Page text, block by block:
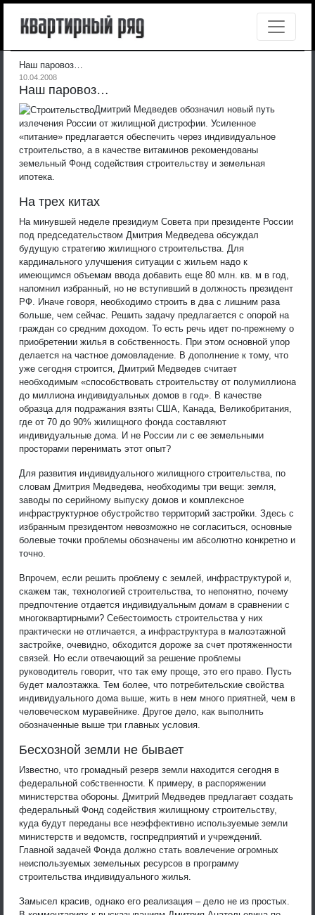
Наш паровоз…
10.04.2008
Наш паровоз…
Дмитрий Медведев обозначил новый путь
излечения России от жилищной дистрофии. Усиленное
«питание» предлагается обеспечить через индивидуальное
строительство, а в качестве витаминов рекомендованы
земельный Фонд содействия строительству и земельная
ипотека.
На трех китах
На минувшей неделе президиум Совета при президенте России
под председательством Дмитрия Медведева обсуждал
будущую стратегию жилищного строительства. Для
кардинального улучшения ситуации с жильем надо к
имеющимся объемам ввода добавить еще 80 млн. кв. м в год,
напомнил избранный, но не вступивший в должность президент
РФ. Иначе говоря, необходимо строить в два с лишним раза
больше, чем сейчас. Решить задачу предлагается с опорой на
граждан со средним доходом. То есть речь идет по-прежнему о
приобретении жилья в собственность. При этом основной упор
делается на частное домовладение. В дополнение к тому, что
уже сегодня строится, Дмитрий Медведев считает
необходимым «способствовать строительству от полумиллиона
до миллиона индивидуальных домов в год». В качестве
образца для подражания взяты США, Канада, Великобритания,
где от 70 до 90% жилищного фонда составляют
индивидуальные дома. И не России ли с ее земельными
просторами перенимать этот опыт?
Для развития индивидуального жилищного строительства, по
словам Дмитрия Медведева, необходимы три вещи: земля,
заводы по серийному выпуску домов и комплексное
инфраструктурное обустройство территорий застройки. Здесь с
избранным президентом невозможно не согласиться, основные
болевые точки проблемы обозначены им абсолютно конкретно и
точно.
Впрочем, если решить проблему с землей, инфраструктурой и,
скажем так, технологией строительства, то непонятно, почему
предпочтение отдается индивидуальным домам в сравнении с
многоквартирными? Себестоимость строительства у них
практически не отличается, а инфраструктура в малоэтажной
застройке, очевидно, обходится дороже за счет протяженности
связей. Но если отвечающий за решение проблемы
руководитель говорит, что так ему проще, это его право. Пусть
будет малоэтажка. Тем более, что потребительские свойства
индивидуального дома выше, жить в нем много приятней, чем в
человеческом муравейнике. Другое дело, как выполнить
обозначенные выше три главных условия.
Бесхозной земли не бывает
Известно, что громадный резерв земли находится сегодня в
федеральной собственности. К примеру, в распоряжении
министерства обороны. Дмитрий Медведев предлагает создать
федеральный Фонд содействия жилищному строительству,
куда будут переданы все неэффективно используемые земли
министерств и ведомств, госпредприятий и учреждений.
Главной задачей Фонда должно стать вовлечение огромных
неиспользуемых земельных ресурсов в программу
строительства индивидуального жилья.
Замысел красив, однако его реализация – дело не из простых.